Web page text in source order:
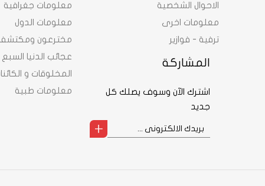
معلومات جغرافية
معلومات الدول
مخترعون
عجائب الدنيا السبع
المخلوقات و
معلومات طبية
الاحوال الشخصية
معلومات اخرى
ترفية - فوازير
المشاركة
اشترك الآن وسوف يصلك كل
جديد